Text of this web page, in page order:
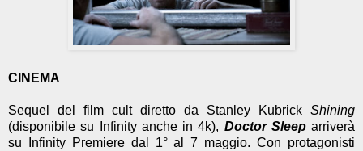
CINEMA
Sequel del film cult diretto da Stanley Kubrick Shining
(disponibile su Infinity anche in 4k), Doctor Sleeparriverà
su Infinity Premiere dal 1° al 7 maggio. Con protagonisti